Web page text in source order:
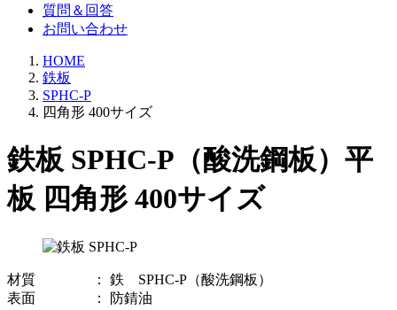
質問＆回答
お問い合わせ
HOME
鉄板
SPHC-P
四角形 400サイズ
鉄板 SPHC-P（酸洗鋼板）平
板 四角形 400サイズ
材質 ： 鉄 SPHC-P（酸洗鋼板）
表面 ： 防錆油